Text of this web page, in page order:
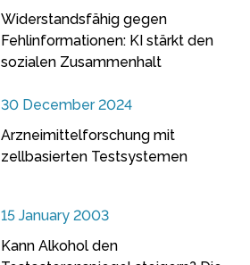
Widerstandsfähig gegen
Fehlinformationen: KI stärkt den
sozialen Zusammenhalt
30 December 2024
Arzneimittelforschung mit
zellbasierten Testsystemen
15 January 2003
Kann Alkohol den